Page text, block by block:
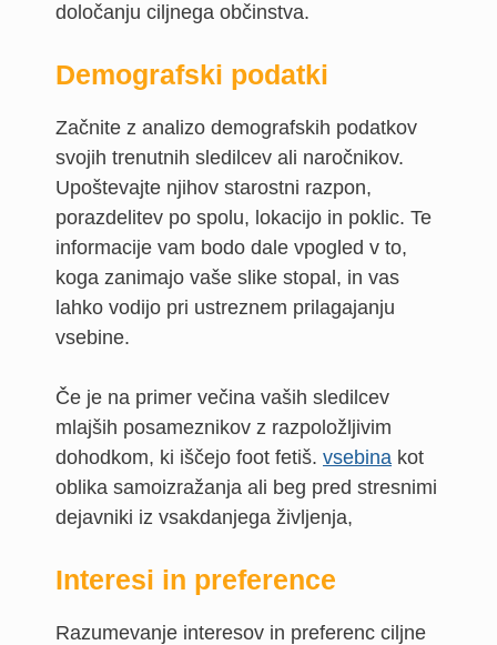
določanju ciljnega občinstva.
Demografski podatki
Začnite z analizo demografskih podatkov
svojih trenutnih sledilcev ali naročnikov.
Upoštevajte njihov starostni razpon,
porazdelitev po spolu, lokacijo in poklic. Te
informacije vam bodo dale vpogled v to,
koga zanimajo vaše slike stopal, in vas
lahko vodijo pri ustreznem prilagajanju
vsebine.
Če je na primer večina vaših sledilcev
mlajših posameznikov z razpoložljivim
dohodkom, ki iščejo foot fetiš. vsebina kot
oblika samoizražanja ali beg pred stresnimi
dejavniki iz vsakdanjega življenja,
Interesi in preference
Razumevanje interesov in preferenc ciljne